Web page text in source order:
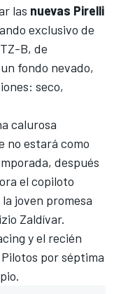
las nuevas Pirelli
exclusivo de
B, de
fondo nevado,
seco,
calurosa
no estará como
después
el copiloto
joven promesa
Zaldívar.
y el recién
por séptima